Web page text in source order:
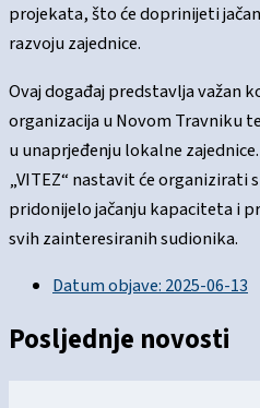
projekata, što će doprinijeti
razvoju zajednice.
Ovaj događaj predstavlja važan
organizacija u Novom Travniku
u unaprjeđenju lokalne
„VITEZ“ nastavit će
pridonijelo jačanju kapaciteta i
svih zainteresiranih sudionika.
Datum objave:2025-06-13
Posljednje novosti